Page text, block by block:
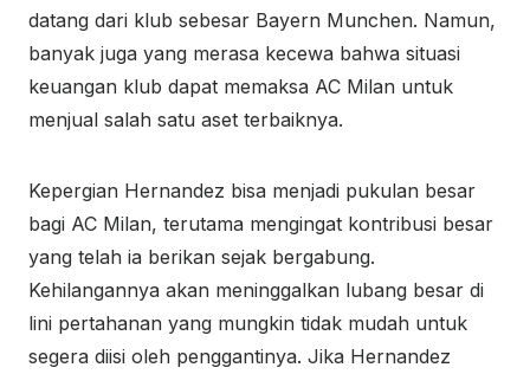
datang dari klub sebesar Bayern Munchen. Namun,
banyak juga yang merasa kecewa bahwa situasi
keuangan klub dapat memaksa AC Milan untuk
menjual salah satu aset terbaiknya.
Kepergian Hernandez bisa menjadi pukulan besar
bagi AC Milan, terutama mengingat kontribusi besar
yang telah ia berikan sejak bergabung.
Kehilangannya akan meninggalkan lubang besar di
lini pertahanan yang mungkin tidak mudah untuk
segera diisi oleh penggantinya. Jika Hernandez